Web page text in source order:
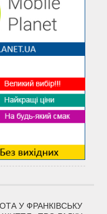
У ФРАНКІВСЬКУ